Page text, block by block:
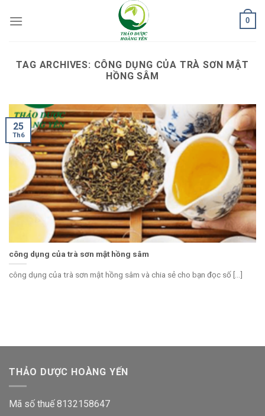
0
TAG ARCHIVES: CÔNG DỤNG CỦA TRÀ SƠN MẬT
HỒNG SÂM
công dụng của trà sơn mật hồng sâm
công dụng của trà sơn mật hồng sâm và chia sẻ cho bạn đọc số [...]
25
Th6
THẢO DƯỢC HOÀNG YẾN
Mã số thuế 8132158647